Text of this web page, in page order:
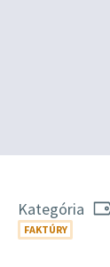
Kategória
FAKTÚRY